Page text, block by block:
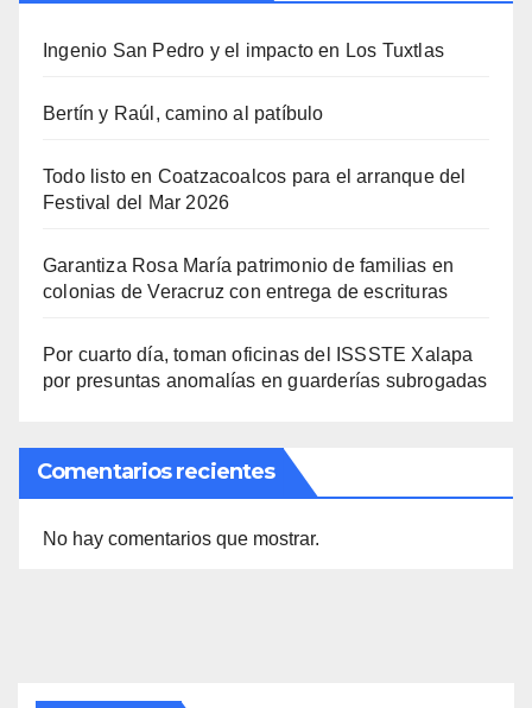
Ingenio San Pedro y el impacto en Los Tuxtlas
Bertín y Raúl, camino al patíbulo
Todo listo en Coatzacoalcos para el arranque del
Festival del Mar 2026
Garantiza Rosa María patrimonio de familias en
colonias de Veracruz con entrega de escrituras
Por cuarto día, toman oficinas del ISSSTE Xalapa
por presuntas anomalías en guarderías subrogadas
Comentarios recientes
No hay comentarios que mostrar.